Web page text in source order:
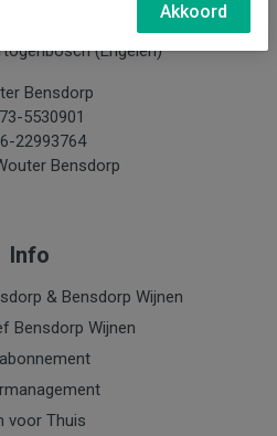
(Engelen)
Bensdorp
5530901
22993764
Bensdorp
Info
& Bensdorp Wijnen
Bensdorp Wijnen
voor Thuis
Akkoord